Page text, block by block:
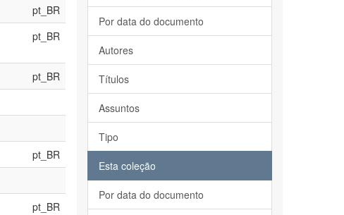
pt_BR
pt_BR
pt_BR
pt_BR
pt_BR
Por data do documento
Autores
Títulos
Assuntos
Tipo
Esta coleção
Por data do documento